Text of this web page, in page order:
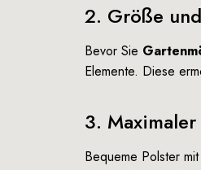
2. Größe
Bevor Sie
Elemente. Diese
3.
Bequeme Polster